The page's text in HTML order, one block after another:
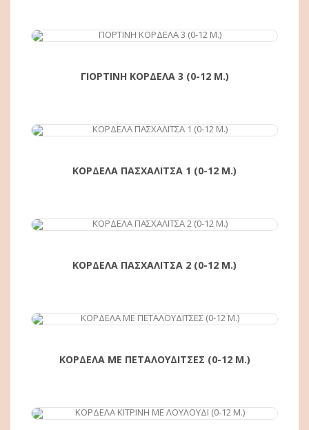
ΑΓΟΡΆ
ΓΙΟΡΤΙΝΗ ΚΟΡΔΕΛΑ 3 (0-12 Μ.)
ΑΓΟΡΆ
ΚΟΡΔΕΛΑ ΠΑΣΧΑΛΙΤΣΑ 1 (0-12 Μ.)
ΑΓΟΡΆ
ΚΟΡΔΕΛΑ ΠΑΣΧΑΛΙΤΣΑ 2 (0-12 Μ.)
ΑΓΟΡΆ
ΚΟΡΔΕΛΑ ΜΕ ΠΕΤΑΛΟΥΔΙΤΣΕΣ (0-12 Μ.)
ΑΓΟΡΆ